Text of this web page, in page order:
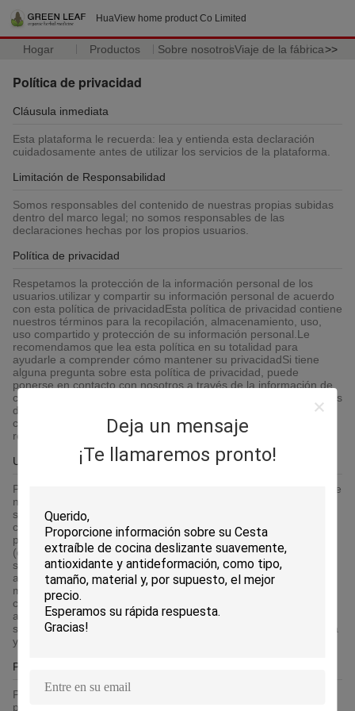
HuaView home product Co Limited
Hogar Productos Sobre nosotrosViaje de la fábrica>>
Deja un mensaje
¡Te llamaremos pronto!
Política de privacidad
Cláusula inmediata
Esta plataforma le recuerda: lea y entienda esta declaración
cuidadosamente antes de utilizar los servicios de la plataforma.
Limitación de Responsabilidad
Somos responsables del contenido de nuestras propias subidas
dentro del marco legal; no somos responsables de las
declaraciones hechas por los propios usuarios.
Política de privacidad
Respetamos la protección de la información personal de los
usuarios.utilizar y compartir su información personal de acuerdo
con esta política de privacidadEsta política de privacidad contiene
nuestros términos para la recopilación, almacenamiento, uso,
uso compartido y protección de su información personal.Le
recomendamos que lea esta política en su totalidad para
ayudarle a comprender cómo mantener su privacidadSi tiene
alguna pregunta sobre esta política de privacidad, puede
ponerse en contacto con nosotros a través de la información de
contacto publicada en la plataforma.dejará de utilizar los servicios
de la plataforma inmediatamenteAl continuar utilizando
cualquiera de los servicios de la plataforma, usted acepta que
recopilaremos, usaremos, almacenarem
Uso de las cookies
Para brindarle una experiencia de acceso más fácil, cuando visite
nuestros sitios web relacionados con la plataforma o utilice los
servicios proporcionados por la plataforma, podemos utilizar
cookies, cookies flash u otro almacenamiento local
proporcionado por su navegador o aplicaciones asociadas
(colectivamente "Cookies") para brindarle una experiencia y
servicio de usuario personalizados. Por favor, comprenda que
algunos de nuestros servicios solo se pueden implementar
mediante el uso de "cookies". Puede modificar la aceptación de
cookies o rechazar las cookies si su navegador o los servicios
adicionales del navegador lo permiten, pero esto puede afectar
su acceso seguro a los sitios web relacionados con la plataforma
y a los servicios proporcionados por
Protección de su información personal
Para proteger la seguridad de su información, nos esforzamos
por tomar todas las medidas de seguridad razonables para